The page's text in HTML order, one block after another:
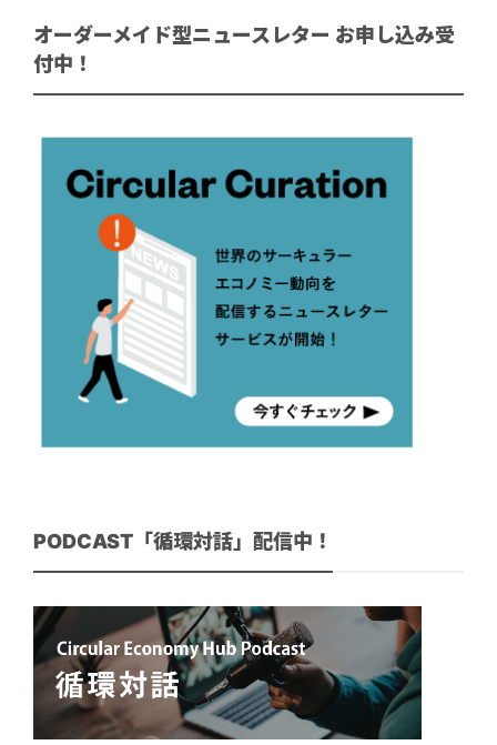
オーダーメイド型ニュースレター お申し込み受
付中！
PODCAST「循環対話」配信中！